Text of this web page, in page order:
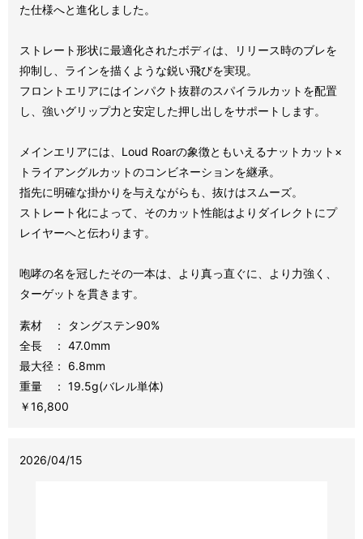
た仕様へと進化しました。
ストレート形状に最適化されたボディは、リリース時のブレを
抑制し、ラインを描くような鋭い飛びを実現。
フロントエリアにはインパクト抜群のスパイラルカットを配置
し、強いグリップ力と安定した押し出しをサポートします。
メインエリアには、Loud Roarの象徴ともいえるナットカット×
トライアングルカットのコンビネーションを継承。
指先に明確な掛かりを与えながらも、抜けはスムーズ。
ストレート化によって、そのカット性能はよりダイレクトにプ
レイヤーへと伝わります。
咆哮の名を冠したその一本は、より真っ直ぐに、より力強く、
ターゲットを貫きます。
素材 ： タングステン90%
全長 ： 47.0mm
最大径： 6.8mm
重量 ： 19.5g(バレル単体)
￥16,800
2026/04/15